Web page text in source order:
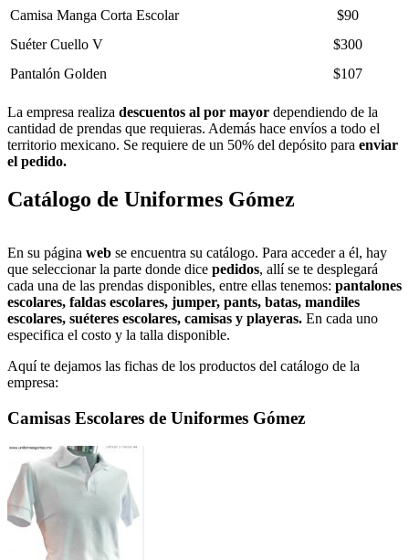
Camisa Manga Corta Escolar
$90
Suéter Cuello V
$300
Pantalón Golden
$107
La empresa realiza descuentos al por mayor dependiendo de la
cantidad de prendas que requieras. Además hace envíos a todo el
territorio mexicano. Se requiere de un 50% del depósito para enviar
el pedido.
Catálogo de Uniformes Gómez
En su página web se encuentra su catálogo. Para acceder a él, hay
que seleccionar la parte donde dice pedidos, allí se te desplegará
cada una de las prendas disponibles, entre ellas tenemos: pantalones
escolares, faldas escolares, jumper, pants, batas, mandiles
escolares, suéteres escolares, camisas y playeras. En cada uno
especifica el costo y la talla disponible.
Aquí te dejamos las fichas de los productos del catálogo de la
empresa:
Camisas Escolares de Uniformes Gómez